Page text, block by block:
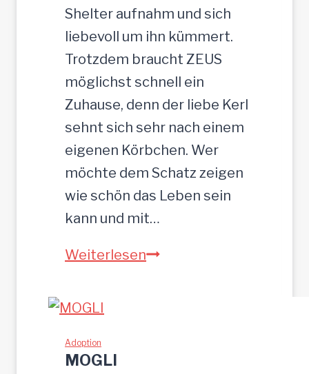
Shelter aufnahm und sich
liebevoll um ihn kümmert.
Trotzdem braucht ZEUS
möglichst schnell ein
Zuhause, denn der liebe Kerl
sehnt sich sehr nach einem
eigenen Körbchen. Wer
möchte dem Schatz zeigen
wie schön das Leben sein
kann und mit…
WeiterlesenZEUS
Adoption
MOGLI